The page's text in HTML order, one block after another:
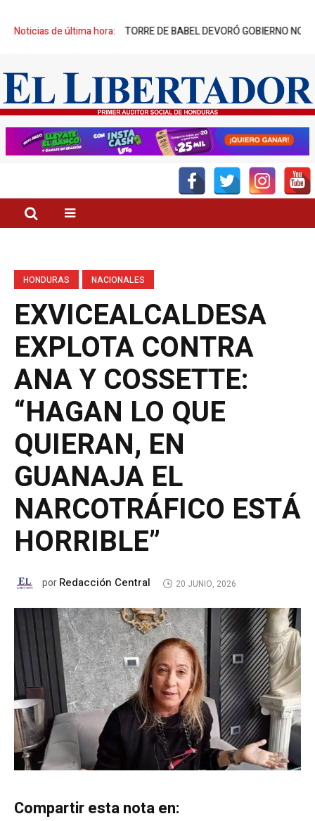
Noticias de última hora:
CREADORES: TORRE DE BABEL DEVORÓ GOBIERNO NO NACIDO
HONDURAS NACIONALES
EXVICEALCALDESA
EXPLOTA CONTRA
ANA Y COSSETTE:
“HAGAN LO QUE
QUIERAN, EN
GUANAJA EL
NARCOTRÁFICO ESTÁ
HORRIBLE”
porRedacción Central 20 JUNIO, 2026
Compartir esta nota en: